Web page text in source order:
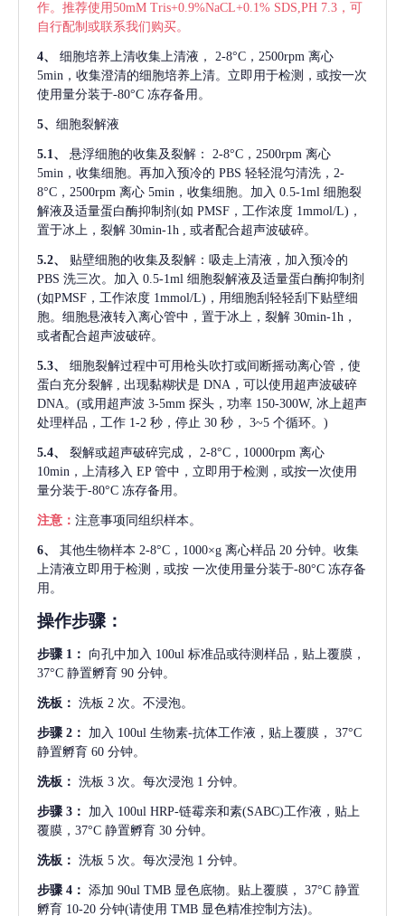
作。推荐使用50mM Tris+0.9%NaCL+0.1% SDS,PH 7.3，可
自行配制或联系我们购买。
4、 细胞培养上清收集上清液，
2-8°C，2500rpm 离心
5min，收集澄清的细胞培养上清。立即用于检测，或按一次
使用量分装于-80°C 冻存备用。
5、 细胞裂解液
5.1、 悬浮细胞的收集及裂解：
2-8°C，2500rpm 离心
5min，收集细胞。再加入预冷的 PBS 轻轻混匀清洗，2-
8°C，2500rpm 离心 5min，收集细胞。加入 0.5-1ml 细胞裂
解液及适量蛋白酶抑制剂(如 PMSF，工作浓度 1mmol/L)，
置于冰上，裂解 30min-1h , 或者配合超声波破碎。
5.2、
贴壁细胞的收集及裂解：吸走上清液，加入预冷的
PBS 洗三次。加入 0.5-1ml 细胞裂解液及适量蛋白酶抑制剂
(如PMSF，工作浓度 1mmol/L)，用细胞刮轻轻刮下贴壁细
胞。细胞悬液转入离心管中，置于冰上，裂解 30min-1h，
或者配合超声波破碎。
5.3、
细胞裂解过程中可用枪头吹打或间断摇动离心管，使
蛋白充分裂解 , 出现黏糊状是 DNA，可以使用超声波破碎
DNA。(或用超声波 3-5mm 探头，功率 150-300W, 冰上超声
处理样品，工作 1-2 秒，停止 30 秒， 3~5 个循环。)
5.4、 裂解或超声破碎完成，
2-8°C，10000rpm 离心
10min，上清移入 EP 管中，立即用于检测，或按一次使用
量分装于-80°C 冻存备用。
注意： 注意事项同组织样本。
6、 其他生物样本 2-8°C，1000×g 离心样品 20 分钟。收集
上清液立即用于检测，或按 一次使用量分装于-80°C 冻存备
用。
操作步骤：
步骤 1： 向孔中加入 100ul 标准品或待测样品，贴上覆膜，
37°C 静置孵育 90 分钟。
洗板： 洗板 2 次。不浸泡。
步骤 2： 加入 100ul 生物素-抗体工作液，贴上覆膜， 37°C
静置孵育 60 分钟。
洗板： 洗板 3 次。每次浸泡 1 分钟。
步骤 3： 加入 100ul HRP-链霉亲和素(SABC)工作液，贴上
覆膜，37°C 静置孵育 30 分钟。
洗板： 洗板 5 次。每次浸泡 1 分钟。
步骤 4： 添加 90ul TMB 显色底物。贴上覆膜， 37°C 静置
孵育 10-20 分钟(请使用 TMB 显色精准控制方法)。